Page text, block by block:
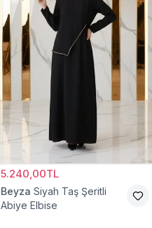
5.240,00TL
Beyza Siyah Taş Şeritli
Abiye Elbise